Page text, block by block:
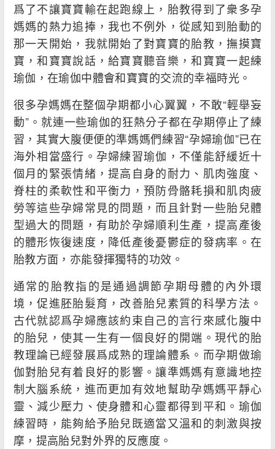
綜合
疾病
爲了不讓寶寶輸在起跑線上，胎教得到了衆多孕
媽媽的熱力追捧，我也不例外，從感知到胎動的
那一天開始，我就開始了對寶寶的胎教，撫摸寶
寶，和寶寶說話，給寶寶聽音樂，和寶寶一起練
瑜伽，在瑜伽中體會和寶寶的交流的幸福時光。
很多孕媽媽在整個孕期都小心翼翼，不敢“輕舉妄
動”。就連一些瑜伽的狂熱分子都在孕期停止了練
習，其實大腹便便的準媽媽們練習“孕婦瑜伽”已在
海外相當盛行。孕婦練習瑜伽，不僅能舒緩近十
個月的緊張情緒，提高自身的耐力、肌肉強度、
脊柱的柔軟性和平衡力，預防骨骼耗損和肌肉疲
勞等這些孕婦常見的問題，而且針對一些胎兒體
型過大的問題，有助於孕婦順利生產，提高產後
的體形恢復速度，降低產後憂鬱症的發病率。在
胎教方面，亦能發揮獨特的功效。
通常的胎教指的是通過調節孕期母體的內外環
境，促進胚胎髮育，改善胎兒素質的科學方法。
古代就認爲孕婦應該約束自己的言行來感化腹中
的胎兒，使其一生有一個良好的開端。現代的胎
教理論已經發展爲成熟的理論體系。而孕期做瑜
伽對胎兒有着良好的影響。讓準媽媽有意識地控
制大腦系統，進而更加有效地幫助孕媽媽平靜心
靈、減少壓力、使身體和心靈都得到平和。瑜伽
練習時，能夠給予胎兒既適當又溫和的刺激與按
摩，提高胎兒對外界的反應度。